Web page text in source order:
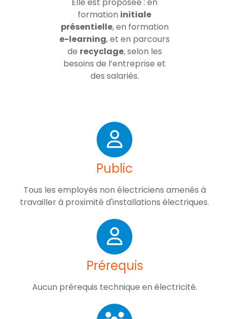
Elle est proposée : en
formation initiale
présentielle, en formation
e-learning, et en parcours
de recyclage, selon les
besoins de l’entreprise et
des salariés.
Public
Tous les employés non électriciens amenés à
travailler à proximité d'installations électriques.
Prérequis
Aucun prérequis technique en électricité.